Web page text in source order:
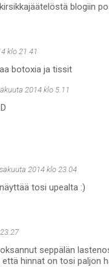
blogiin
klo 21.41
botoxia ja tissit
2014 klo 5.11
2014 klo 23.04
tosi upealta :)
seppälän
hinnat on tosi paljon